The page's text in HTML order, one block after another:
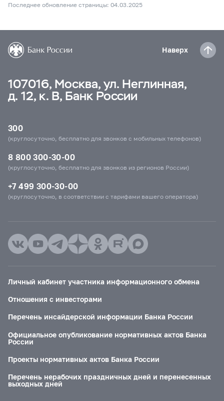
Последнее обновление страницы: 04.03.2025
Наверх
107016, Москва, ул. Неглинная,
д. 12, к. В, Банк России
300
(круглосуточно, бесплатно для звонков с мобильных телефонов)
8 800 300-30-00
(круглосуточно, бесплатно для звонков из регионов России)
+7 499 300-30-00
(круглосуточно, в соответствии с тарифами вашего оператора)
Личный кабинет участника информационного обмена
Отношения с инвесторами
Перечень инсайдерской информации Банка России
Официальное опубликование нормативных актов Банка
России
Проекты нормативных актов Банка России
Перечень нерабочих праздничных дней и перенесенных
выходных дней